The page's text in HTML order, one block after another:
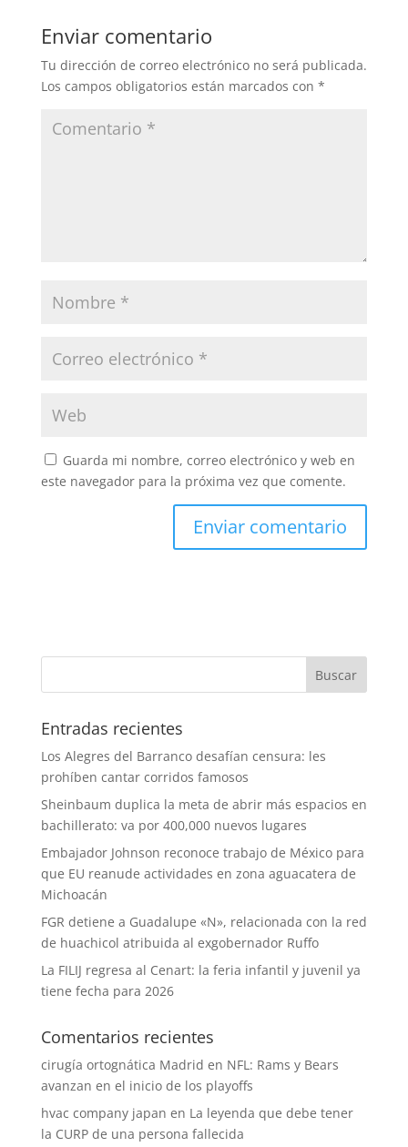
Enviar comentario
Tu dirección de correo electrónico no será publicada.
Los campos obligatorios están marcados con *
Guarda mi nombre, correo electrónico y web en
este navegador para la próxima vez que comente.
Entradas recientes
Los Alegres del Barranco desafían censura: les
prohíben cantar corridos famosos
Sheinbaum duplica la meta de abrir más espacios en
bachillerato: va por 400,000 nuevos lugares
Embajador Johnson reconoce trabajo de México para
que EU reanude actividades en zona aguacatera de
Michoacán
FGR detiene a Guadalupe «N», relacionada con la red
de huachicol atribuida al exgobernador Ruffo
La FILIJ regresa al Cenart: la feria infantil y juvenil ya
tiene fecha para 2026
Comentarios recientes
cirugía ortognática Madrid en NFL: Rams y Bears
avanzan en el inicio de los playoffs
hvac company japan en La leyenda que debe tener
la CURP de una persona fallecida